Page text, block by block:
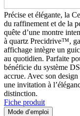
Précise et élégante, la
du raffinement et de la
quête d’une montre
à quartz Precidrive™,
affichage intègre un
au quotidien. Parfaite
bénéficie du système
accrue. Avec son
une invitation à
distinction.
Fiche produit
Mode d’emploi